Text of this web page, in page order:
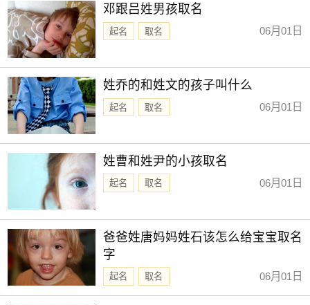
邓跟吕姓男孩取名
起名 取名 06月01日
姓乔的和姓文的孩子叫什么
起名 取名 06月01日
姓曹和姓尹的小孩取名
起名 取名 06月01日
爸爸姓唐妈妈姓石该怎么给宝宝取名
字
起名 取名 06月01日